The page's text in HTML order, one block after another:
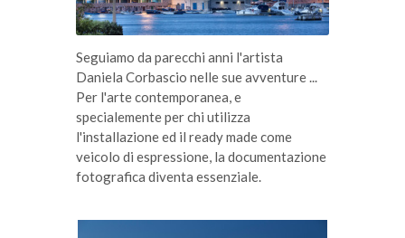
Seguiamo da parecchi anni l'artista
Daniela Corbascio nelle sue avventure ...
Per l'arte contemporanea, e
specialemente per chi utilizza
l'installazione ed il ready made come
veicolo di espressione, la documentazione
fotografica diventa essenziale.